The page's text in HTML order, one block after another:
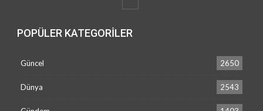
POPÜLER KATEGORILER
Güncel 2650
Dünya 2543